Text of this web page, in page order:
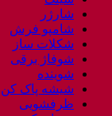
شارژر
شامپو فرش
شکلات ساز
شوفاژ برقی
شوینده
شیشه پاک کن
ظرفشویی